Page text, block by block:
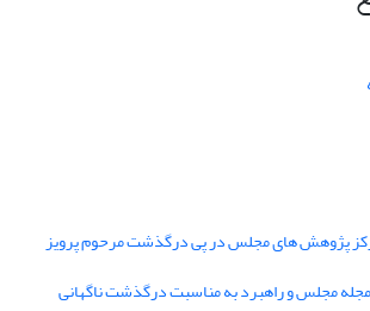
پژوهش های مجلس در پی درگذشت مرحوم پرویز
مجلس و راهبرد به مناسبت درگذشت ناگهانی